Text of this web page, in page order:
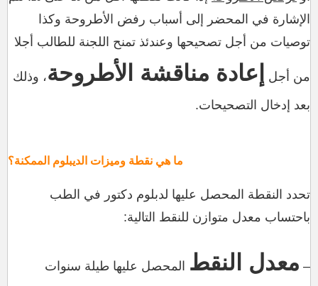
الإشارة في المحضر إلى أسباب رفض الأطروحة وكذا
توصيات من أجل تصحيحها وعندئذ تمنح اللجنة للطالب أجلا
من أجل إعادة مناقشة الأطروحة، وذلك
بعد إدخال التصحيحات.
ما هي نقطة وميزات الديبلوم الممكنة؟
تحدد النقطة المحصل عليها لدبلوم دكتور في الطب
باحتساب معدل متوازن للنقط التالية:
– معدل النقط المحصل عليها طيلة سنوات